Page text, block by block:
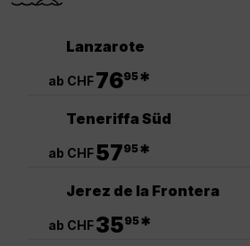
Lanzarote
ab CHF7695*
Teneriffa Süd
ab CHF5795*
Jerez de la Frontera
ab CHF3595*